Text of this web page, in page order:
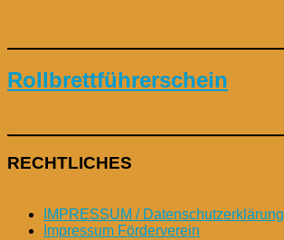
Rollbrettführerschein
RECHTLICHES
IMPRESSUM / Datenschutzerklärung
Impressum Förderverein